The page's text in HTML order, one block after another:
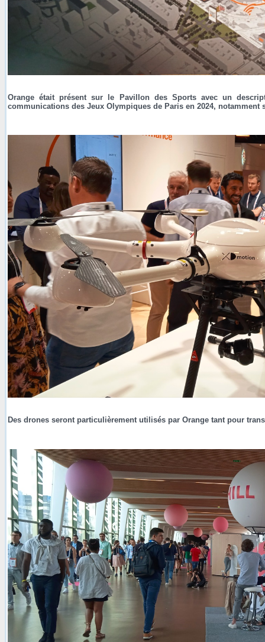
Orange était présent sur le Pavillon des Sports avec un
communications des Jeux Olympiques de Paris en 2024, notamment
Des drones seront particulièrement utilisés par Orange tant pour